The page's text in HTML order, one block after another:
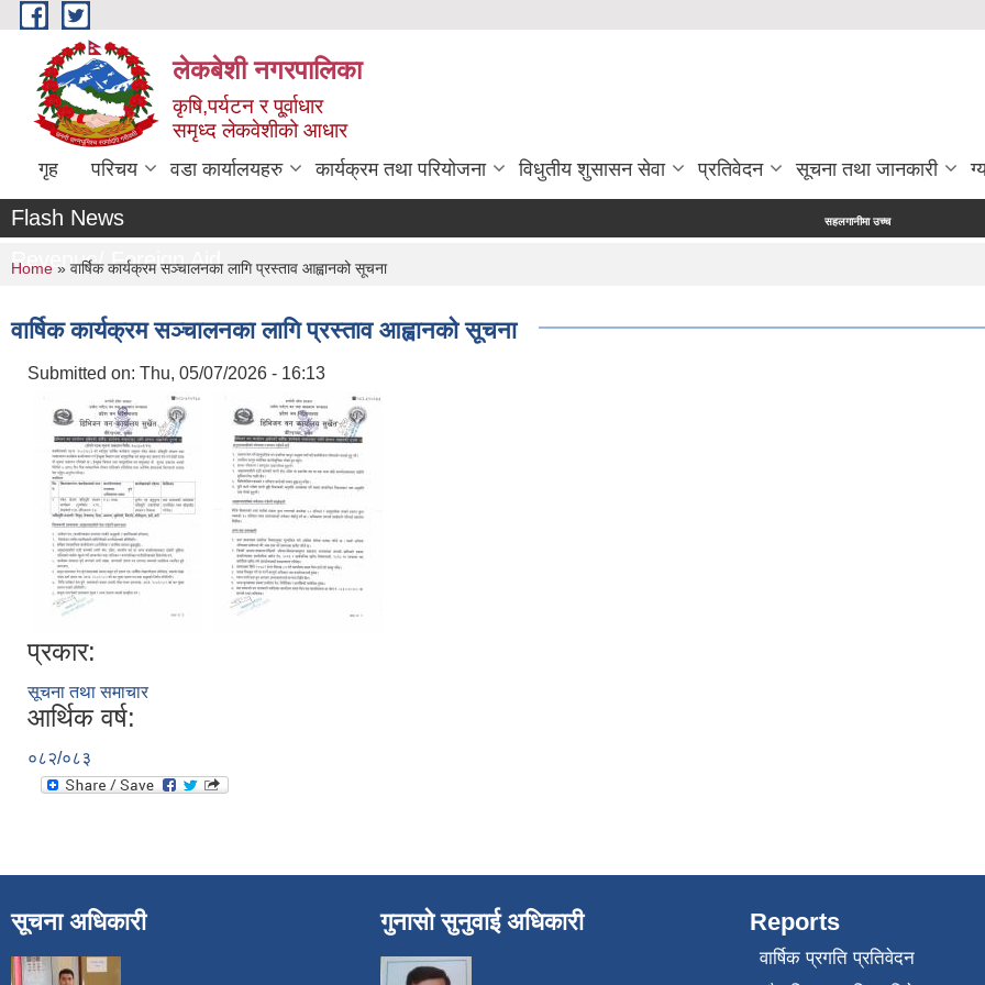
Skip to main content
लेकबेशी नगरपालिका
कृषि,पर्यटन र पू्र्वाधार
समृध्द लेकवेशीको आधार
गृह परिचय वडा कार्यालयहरु कार्यक्रम तथा परियोजना विधुतीय शुसासन सेवा प्रतिवेदन सूचना तथा जानकारी
Flash News सहलगानीमा उच्च मूल्य कृषिवस्तु उत्पादन
Revenue/ Foreign Aid
You are here
Home » वार्षिक कार्यक्रम सञ्चालनका लागि प्रस्ताव आह्वानको सूचना
वार्षिक कार्यक्रम सञ्चालनका लागि प्रस्ताव आह्वानको सूचना
Submitted on: Thu, 05/07/2026 - 16:13
प्रकार:
सूचना तथा समाचार
आर्थिक वर्ष:
०८२/०८३
सूचना अधिकारी गुनासो सुनुवाई अधिकारी Reports
वार्षिक प्रगति प्रतिवेदन